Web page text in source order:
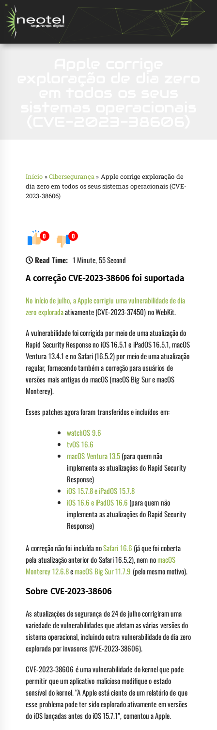
Início »Cibersegurança » Apple corrige exploração de
dia zero em todos os seus sistemas operacionais (CVE-
2023-38606)
0 0
Read Time: 1 Minute, 55 Second
A correção CVE-2023-38606 foi suportada
No início de julho, a Apple corrigiu uma vulnerabilidade de dia
zero exploradaativamente (CVE-2023-37450) no WebKit.
A vulnerabilidade foi corrigida por meio de uma atualização do
Rapid Security Response no iOS 16.5.1 e iPadOS 16.5.1, macOS
Ventura 13.4.1 e no Safari (16.5.2) por meio de uma atualização
regular, fornecendo também a correção para usuários de
versões mais antigas do macOS (macOS Big Sur e macOS
Monterey).
Esses patches agora foram transferidos e incluídos em:
watchOS 9.6
tvOS 16.6
macOS Ventura 13.5(para quem não
implementa as atualizações do Rapid Security
Response)
iOS 15.7.8 e iPadOS 15.7.8
iOS 16.6 e iPadOS 16.6 (para quem não
implementa as atualizações do Rapid Security
Response)
A correção não foi incluída noSafari 16.6 (já que foi coberta
pela atualização anterior do Safari 16.5.2), nem nomacOS
Monterey 12.6.8emacOS Big Sur 11.7.9 (pelo mesmo motivo).
Sobre CVE-2023-38606
As atualizações de segurança de 24 de julho corrigiram uma
variedade de vulnerabilidades que afetam as várias versões do
sistema operacional, incluindo outra vulnerabilidade de dia zero
explorada por invasores (CVE-2023-38606).
CVE-2023-38606 é uma vulnerabilidade do kernel que pode
permitir que um aplicativo malicioso modifique o estado
sensível do kernel. “A Apple está ciente de um relatório de que
esse problema pode ter sido explorado ativamente em versões
do iOS lançadas antes do iOS 15.7.1”, comentou a Apple.